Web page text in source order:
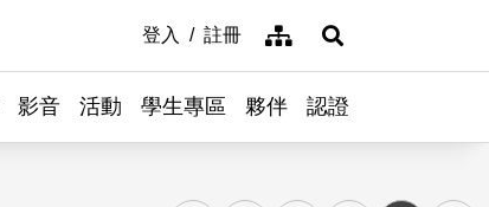
登入 註冊 網站導覽展開搜尋
影音 活動 學生專區 夥伴 認證